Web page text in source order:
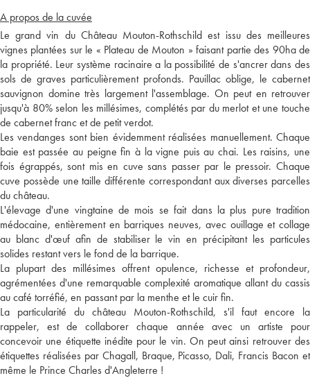
A propos de la cuvée
Le grand vin du Château Mouton-Rothschild est issu des meilleures
vignes plantées sur le « Plateau de Mouton » faisant partie des 90ha de
la propriété. Leur système racinaire a la possibilité de s'ancrer dans des
sols de graves particulièrement profonds. Pauillac oblige, le cabernet
sauvignon domine très largement l'assemblage. On peut en retrouver
jusqu'à 80% selon les millésimes, complétés par du merlot et une touche
de cabernet franc et de petit verdot.
Les vendanges sont bien évidemment réalisées manuellement. Chaque
baie est passée au peigne fin à la vigne puis au chai. Les raisins, une
fois égrappés, sont mis en cuve sans passer par le pressoir. Chaque
cuve possède une taille différente correspondant aux diverses parcelles
du château.
L'élevage d'une vingtaine de mois se fait dans la plus pure tradition
médocaine, entièrement en barriques neuves, avec ouillage et collage
au blanc d'œuf afin de stabiliser le vin en précipitant les particules
solides restant vers le fond de la barrique.
La plupart des millésimes offrent opulence, richesse et profondeur,
agrémentées d'une remarquable complexité aromatique allant du cassis
au café torréfié, en passant par la menthe et le cuir fin.
La particularité du château Mouton-Rothschild, s'il faut encore la
rappeler, est de collaborer chaque année avec un artiste pour
concevoir une étiquette inédite pour le vin. On peut ainsi retrouver des
étiquettes réalisées par Chagall, Braque, Picasso, Dali, Francis Bacon et
même le Prince Charles d'Angleterre !